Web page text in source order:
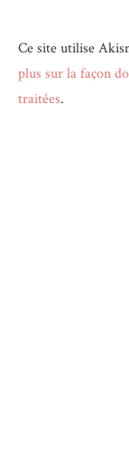
Ce site utilise
plus sur la façon
traitées.